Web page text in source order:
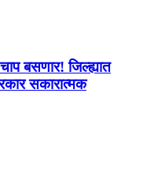
बसणार! जिल्ह्यात
सकारात्मक